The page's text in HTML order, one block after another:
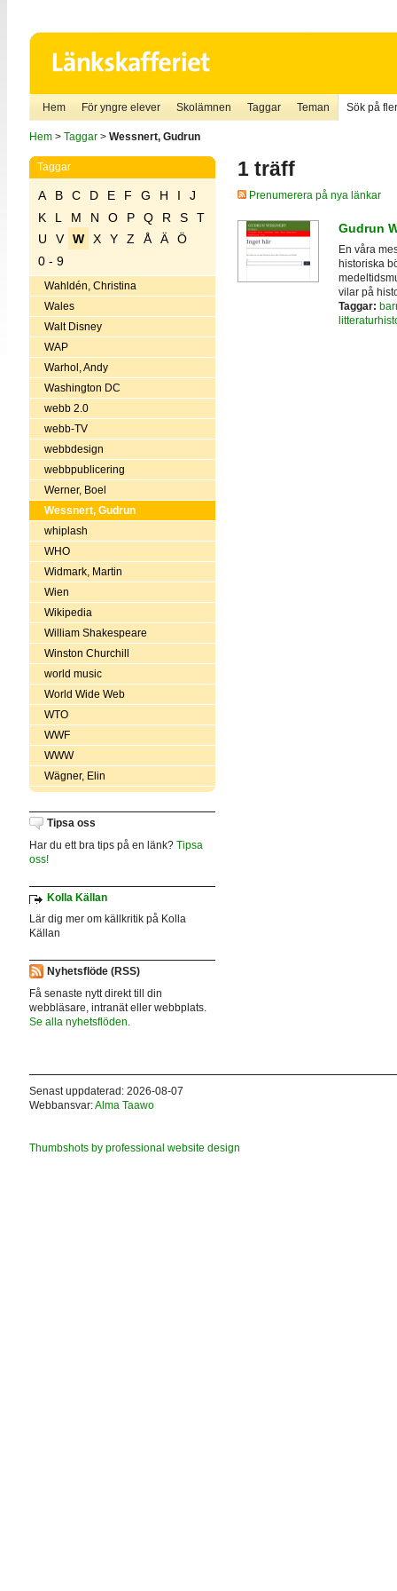
Hem För yngre elever Skolämnen Taggar Teman Sök på
Hem> Taggar> Wessnert, Gudrun
Taggar
A B C D E F G H I
J
K
L M N O P Q R S
T
U
V W X Y Z Å Ä
Ö
0 - 9
Wahldén, Christina
Wales
Walt Disney
WAP
Warhol, Andy
Washington DC
webb 2.0
webb-TV
webbdesign
webbpublicering
Werner, Boel
Wessnert, Gudrun
whiplash
WHO
Widmark, Martin
Wien
Wikipedia
William Shakespeare
Winston Churchill
world music
World Wide Web
WTO
WWF
WWW
Wägner, Elin
Tipsa oss
Har du ett bra tips på en länk? Tipsa
oss!
Kolla Källan
Lär dig mer om källkritik på Kolla
Källan
Nyhetsflöde (RSS)
Få senaste nytt direkt till din
webbläsare, intranät eller webbplats.
Se alla nyhetsflöden.
1 träff
Prenumerera på nya länkar
Gudrun
En våra
historiska
vilar på
Taggar:
Senast uppdaterad: 2026-08-07
Webbansvar:Alma Taawo
Thumbshots by professional website design